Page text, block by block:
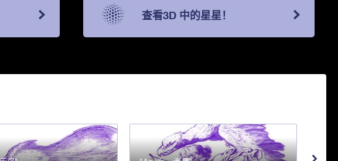
查看3D 中的星星！